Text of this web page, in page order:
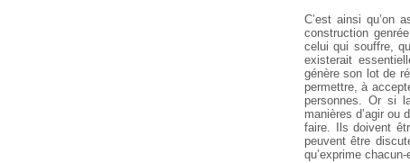
C’est ainsi qu’on
construction
celui qui souffre,
existerait
génère son lot de
permettre, à
personnes. Or si
manières d’agir ou
faire. Ils doivent
peuvent être
qu’exprime chacun-